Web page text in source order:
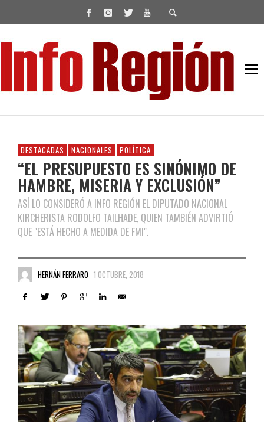
DESTACADAS NACIONALES POLÍTICA
“EL PRESUPUESTO ES SINÓNIMO DE
HAMBRE, MISERIA Y EXCLUSIÓN”
ASÍ LO CONSIDERÓ A INFO REGIÓN EL DIPUTADO NACIONAL
KIRCHERISTA RODOLFO TAILHADE, QUIEN TAMBIÉN ADVIRTIÓ
QUE "ESTÁ HECHO A MEDIDA DE FMI".
HERNÁN FERRARO 1 OCTUBRE, 2018